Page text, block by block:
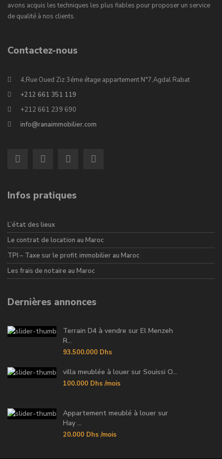
avons acquis les techniques les plus fiables pour proposer un service
de qualité à nos clients.
Contactez-nous
4,Rue Oued Ziz 3éme étage appartement N°7,Agdal Rabat
+212 661 351 119
+212 661 239 690
info@ranaimmobilier.com
Infos pratiques
L’état des lieux
Le contrat de location au Maroc
TPI – Taxe sur le profit immobilier au Maroc
Les frais de notaire au Maroc
Dernières annonces
Terrain D4 à vendre sur El Menzeh
R...
93.500.000 Dhs
villa meublée à louer sur Souissi O...
100.000 Dhs /mois
Appartement meublé à louer sur
Hay ...
20.000 Dhs /mois